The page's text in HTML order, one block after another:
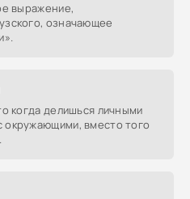
выражение,
означающее
когда делишься личными
вместо того